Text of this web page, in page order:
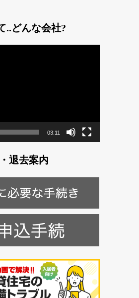
..どんな会社?
03:11
退去案内